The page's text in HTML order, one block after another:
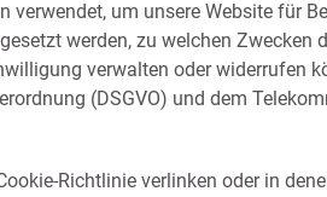
um unsere Website für
werden, zu welchen Zwecken
verwalten oder widerrufen
(DSGVO) und dem
Richtlinie verlinken oder in